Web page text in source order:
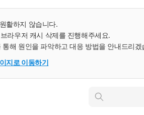
활하지 않습니다.
라우저 캐시 삭제를 진행해주세요.
해 원인을 파악하고 대응 방법을 안내드리겠
지로 이동하기
인